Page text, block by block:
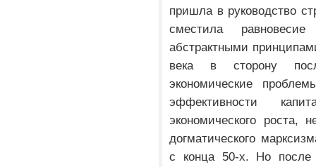
пришла в руководство
сместила
абстрактными
века в сторону
экономические
эффективности
экономического
догматического
с конца 50-х. Но после